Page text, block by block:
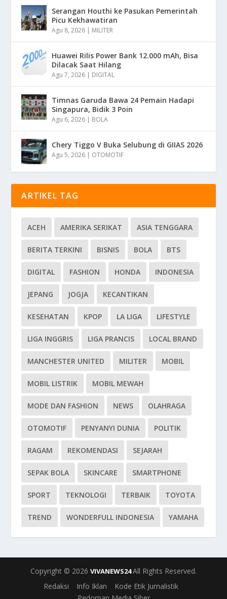
Serangan Houthi ke Pasukan Pemerintah
Picu Kekhawatiran
Agu 8, 2026 | MILITER
Huawei Rilis Power Bank 12.000 mAh, Bisa
Dilacak Saat Hilang
Agu 7, 2026 | DIGITAL
Timnas Garuda Bawa 24 Pemain Hadapi
Singapura, Bidik 3 Poin
Agu 6, 2026 | BOLA
Chery Tiggo V Buka Selubung di GIIAS 2026
Agu 5, 2026 | OTOMOTIF
ARTIKEL TAG
ACEH AMERIKA SERIKAT ASIA TENGGARA
BERITA TERKINI BISNIS BOLA BTS
DIGITAL FASHION HONDA INDONESIA
JEPANG JOGJA KECANTIKAN
KESEHATAN KPOP LA LIGA LIFESTYLE
LIGA INGGRIS LIGA PRANCIS LOCAL BRAND
MANCHESTER UNITED MILITER MOBIL
MOBIL LISTRIK MOBIL MEWAH
MODE DAN FASHION NEWS OLAHRAGA
OTOMOTIF PENYANYI DUNIA POLITIK
RAGAM REKOMENDASI SEJARAH
SEPAK BOLA SKINCARE SMARTPHONE
SPORT TEKNOLOGI TERBAIK TOYOTA
TREND WONDERFULL INDONESIA YAMAHA
Copyright © 2026 VIVANEWS24All Rights Reserved.
Redaksi
Info Iklan
Kode Etik Jurnalistik